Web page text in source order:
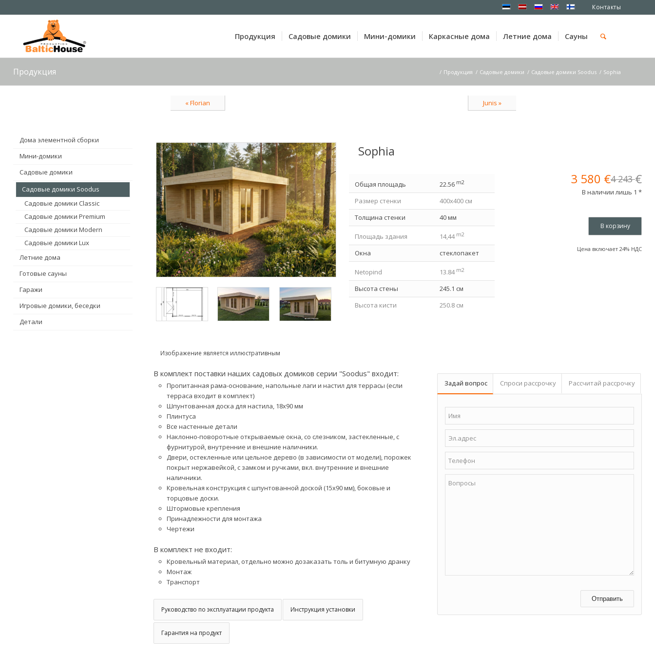
Контакты
Продукция Садовые домики Мини-домики Каркасные дома Летние дома Cауны
Продукция / Продукция / Садовые домики / Садовые домики Soodus / Sophia
« Florian Junis »
Изображение является иллюстративным
Sophia
Общая площадь 22.56 m2
Размер стенки
400x400 см
Толщина стенки
40 мм
Площадь здания 14,44 m2
Окна стеклопакет
Netopind 13.84 m2
Высота стены
245.1 см
Высота кисти
250.8 см
Стоимость Sindli
9 пакет
Размеры упаковки
1417 кг
4 243€
Первоначальная
3 580 €
В наличии лишь 1 *
В корзину
Цена включает 24% НДС
В комплект поставки наших садовых домиков серии "Soodus" входит:
Пропитанная рама-основание, напольные лаги и настил для террасы (если
терраса входит в комплект)
Шпунтованная доска для настила, 18х90 мм
Плинтуса
Все настенные детали
Наклонно-поворотные открываемые окна, со слезником, застекленные, с
фурнитурой, внутренние и внешние наличники.
Двери, остекленные или цельное дерево (в зависимости от модели), порожек
покрыт нержавейкой, с замком и ручками, вкл. внутренние и внешние
наличники.
Кровельная конструкция с шпунтованной доской (15х90 мм), боковые и
торцовые доски.
Штормовые крепления
Принадлежности для монтажа
Чертежи
В комплект не входит:
Кровельный материал, отдельно можно дозаказать толь и битумную дранку
Монтаж
Транспорт
Руководство по эксплуатации продукта Инструкция установки
Гарантия на продукт
Задай вопрос Спроси рассрочку Рассчитай рассрочку
Дома элементной сборки
Мини-домики
Садовые домики
Садовые домики Soodus
Садовые домики Classic
Садовые домики Premium
Садовые домики Modern
Садовые домики Lux
Летние дома
Готовые сауны
Гаражи
Игровые домики, беседки
Детали